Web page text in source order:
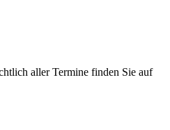
aller Termine finden Sie auf